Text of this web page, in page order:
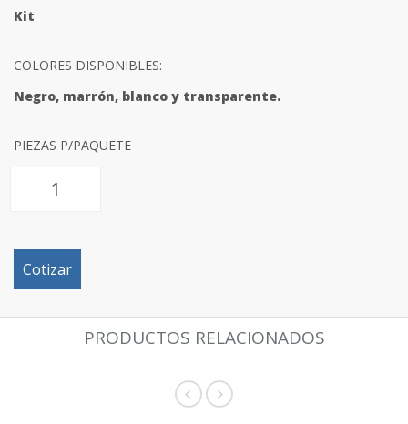
Kit
COLORES DISPONIBLES:
Negro, marrón, blanco y transparente.
PIEZAS P/PAQUETE
Cotizar
PRODUCTOS RELACIONADOS